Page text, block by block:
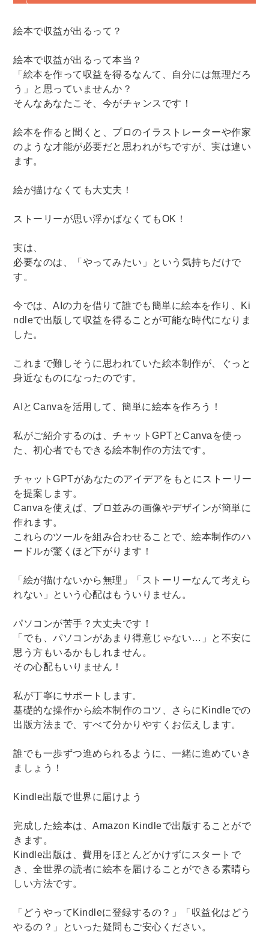
絵本で収益が出るって？
絵本で収益が出るって本当？
「絵本を作って収益を得るなんて、自分には無理だろ
う」と思っていませんか？
そんなあなたこそ、今がチャンスです！
絵本を作ると聞くと、プロのイラストレーターや作家
のような才能が必要だと思われがちですが、実は違い
ます。
絵が描けなくても大丈夫！
ストーリーが思い浮かばなくてもOK！
実は、
必要なのは、「やってみたい」という気持ちだけで
す。
今では、AIの力を借りて誰でも簡単に絵本を作り、Ki
ndleで出版して収益を得ることが可能な時代になりま
した。
これまで難しそうに思われていた絵本制作が、ぐっと
身近なものになったのです。
AIとCanvaを活用して、簡単に絵本を作ろう！
私がご紹介するのは、チャットGPTとCanvaを使っ
た、初心者でもできる絵本制作の方法です。
チャットGPTがあなたのアイデアをもとにストーリー
を提案します。
Canvaを使えば、プロ並みの画像やデザインが簡単に
作れます。
これらのツールを組み合わせることで、絵本制作のハ
ードルが驚くほど下がります！
「絵が描けないから無理」「ストーリーなんて考えら
れない」という心配はもういりません。
パソコンが苦手？大丈夫です！
「でも、パソコンがあまり得意じゃない…」と不安に
思う方もいるかもしれません。
その心配もいりません！
私が丁寧にサポートします。
基礎的な操作から絵本制作のコツ、さらにKindleでの
出版方法まで、すべて分かりやすくお伝えします。
誰でも一歩ずつ進められるように、一緒に進めていき
ましょう！
Kindle出版で世界に届けよう
完成した絵本は、Amazon Kindleで出版することがで
きます。
Kindle出版は、費用をほとんどかけずにスタートで
き、全世界の読者に絵本を届けることができる素晴ら
しい方法です。
「どうやってKindleに登録するの？」「収益化はどう
やるの？」といった疑問もご安心ください。